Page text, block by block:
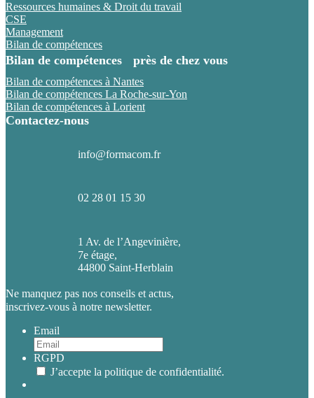
Ressources humaines & Droit du travail
CSE
Management
Bilan de compétences
Bilan de compétences près de chez vous
Bilan de compétences à Nantes
Bilan de compétences La Roche-sur-Yon
Bilan de compétences à Lorient
Contactez-nous
info@formacom.fr
02 28 01 15 30
1 Av. de l’Angevinière,
7e étage,
44800 Saint-Herblain
Ne manquez pas nos conseils et actus,
inscrivez-vous à notre newsletter.
Email
RGPD
J’accepte la politique de confidentialité.